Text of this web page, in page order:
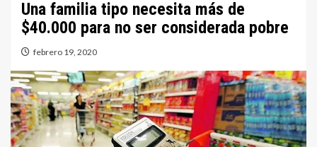
Una familia tipo necesita más de
$40.000 para no ser considerada pobre
febrero 19, 2020